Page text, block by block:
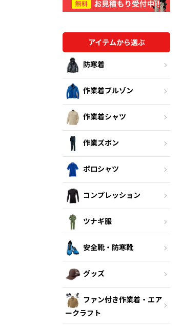
アイテムから選ぶ
防寒着
作業着ブルゾン
作業着シャツ
作業ズボン
ポロシャツ
コンプレッション
ツナギ服
安全靴・防寒靴
グッズ
ファン付き作業着・エア
ークラフト